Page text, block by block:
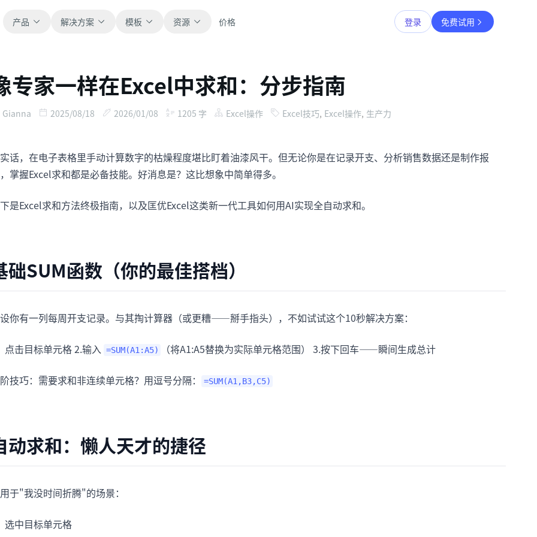
产品 解决方案 模板
全部
浏览全部可直接使用的表格模板。
运营
项目
管理里程碑、负责人、交付和进度。
分析
资源
博客
获取产品更新、案例和工作流灵感。
帮助文档
快速入门
帮助新用户和团队快速上手。
价格 登录 免费试用
专家一样在Excel中求和：分步指南
Gianna 2025/08/18 2026/01/08 1205 字 Excel操作 Excel技巧, Excel操作, 生产力
话，在电子表格里手动计算数字的枯燥程度堪比盯着油漆风干。但无论你是在记录开支、分析销售数据还是制作报
掌握Excel求和都是必备技能。好消息是？这比想象中简单得多。
是Excel求和方法终极指南，以及匡优Excel这类新一代工具如何用AI实现全自动求和。
础SUM函数（你的最佳搭档）
你有一列每周开支记录。与其掏计算器（或更糟——掰手指头），不如试试这个10秒解决方案：
点击目标单元格 2.输入 =SUM(A1:A5) （将A1:A5替换为实际单元格范围） 3.按下回车——瞬间生成总计
技巧：需要求和非连续单元格？用逗号分隔： =SUM(A1,B3,C5)
动求和：懒人天才的捷径
于"我没时间折腾"的场景：
选中目标单元格